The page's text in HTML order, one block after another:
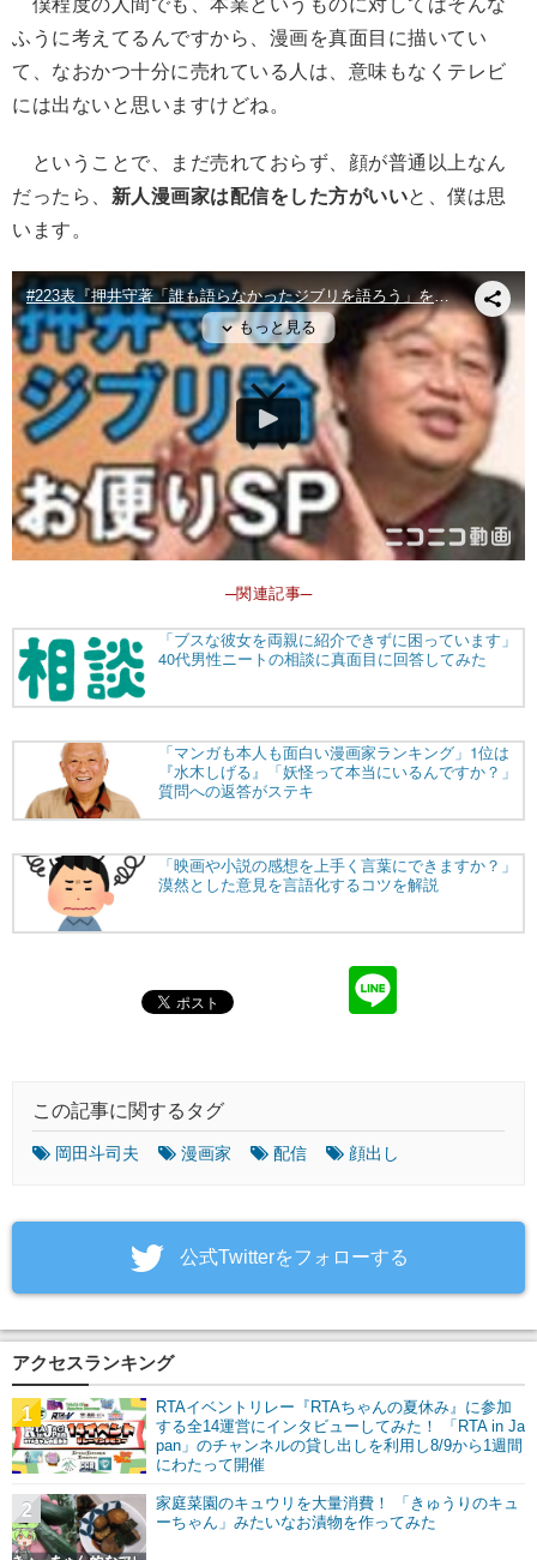
僕程度の人間でも、本業というものに対してはそんな
ふうに考えてるんですから、漫画を真面目に描いてい
て、なおかつ十分に売れている人は、意味もなくテレビ
には出ないと思いますけどね。
ということで、まだ売れておらず、顔が普通以上なん
だったら、 新人漫画家は配信をした方がいいと、僕は思
います。
─関連記事─
この記事に関するタグ
岡田斗司夫 漫画家 配信 顔出し
‎公式Twitterをフォローする
アクセスランキング
RTAイベントリレー『RTAちゃんの夏休み』に参加
する全14運営にインタビューしてみた！ 「RTA in Ja
pan」のチャンネルの貸し出しを利用し8/9から1週間
にわたって開催
1
家庭菜園のキュウリを大量消費！ 「きゅうりのキュ
ーちゃん」みたいなお漬物を作ってみた
2